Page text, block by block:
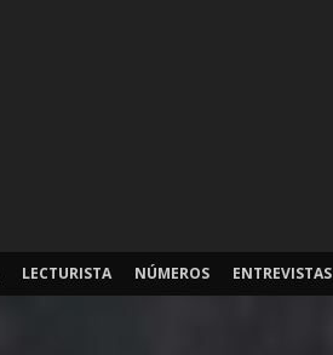
LECTURISTA NÚMEROS ENTREVISTAS